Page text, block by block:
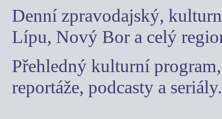
Denní zpravodajský,
Lípu, Nový Bor a celý
Přehledný kulturní
reportáže, podcasty a seriály.